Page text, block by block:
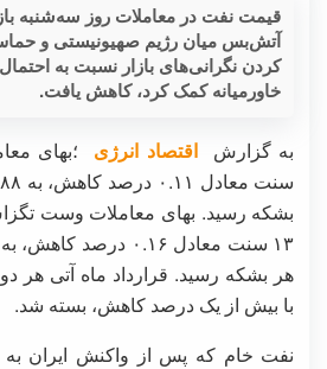
قیمت نفت در معاملات روز سه‌شنبه
آتش‌بس میان رژیم صهیونیستی و حماس
کردن نگرانی‌های بازار نسبت به
خاورمیانه کمک کرد، کاهش یافت.
به گزارشاقتصاد انرژی
بشکه رسید. بهای معاملات وست
هر بشکه رسید. قرارداد ماه آتی هر
با بیش از یک درصد کاهش، بسته شد.
نفت خام که پس از واکنش ایران به